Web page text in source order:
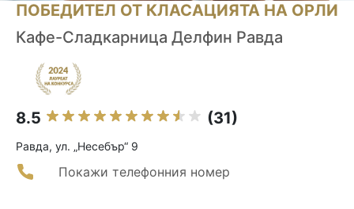
ПОБЕДИТЕЛ ОТ КЛАСАЦИЯТА НА ОРЛИ
Кафе-Сладкарница Делфин Равда
8.5 (31)
Равда, ул. „Несебър“ 9
Покажи телефонния номер